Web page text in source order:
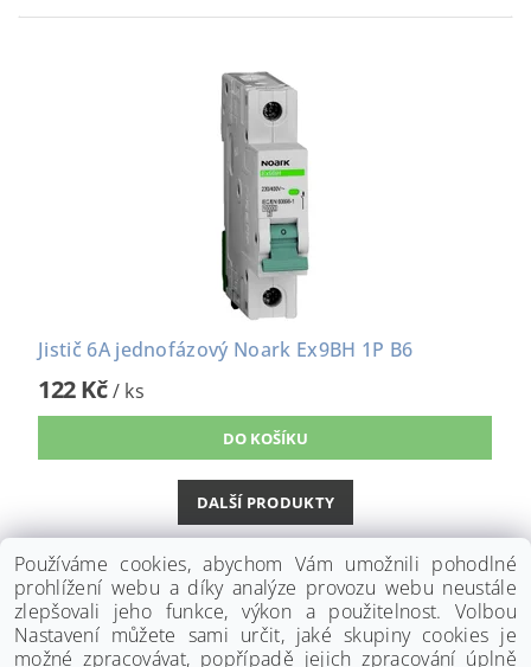
Jistič 6A jednofázový Noark Ex9BH 1P B6
122 Kč/ ks
DALŠÍ PRODUKTY
1 2
Používáme cookies, abychom Vám umožnili pohodlné
prohlížení webu a díky analýze provozu webu neustále
zlepšovali jeho funkce, výkon a použitelnost. Volbou
Nastavení můžete sami určit, jaké skupiny cookies je
možné zpracovávat, popřípadě jejich zpracování úplně